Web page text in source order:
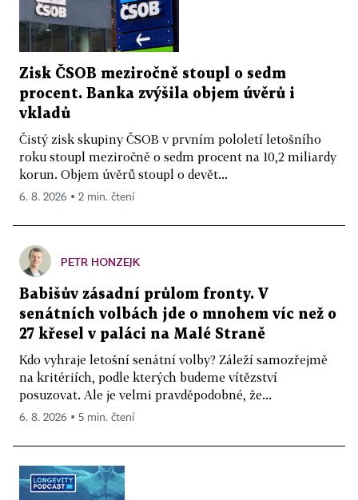
Zisk ČSOB meziročně stoupl o sedm
procent. Banka zvýšila objem úvěrů i
vkladů
Čistý zisk skupiny ČSOB v prvním pololetí letošního
roku stoupl meziročně o sedm procent na 10,2 miliardy
korun. Objem úvěrů stoupl o devět...
6. 8. 2026 ▪ 2 min. čtení
PETR HONZEJK
Babišův zásadní průlom fronty. V
senátních volbách jde o mnohem víc než o
27 křesel v paláci na Malé Straně
Kdo vyhraje letošní senátní volby? Záleží samozřejmě
na kritériích, podle kterých budeme vítězství
posuzovat. Ale je velmi pravděpodobné, že...
6. 8. 2026 ▪ 5 min. čtení